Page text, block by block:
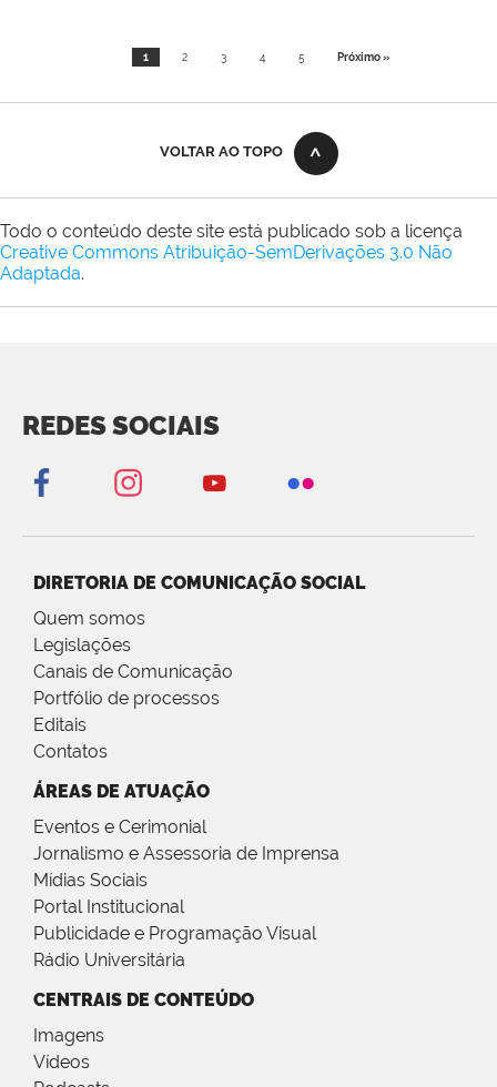
1 2 3 4 5 Próximo »
VOLTAR AO TOPO
Todo o conteúdo deste site está publicado sob a licença
Creative Commons Atribuição-SemDerivações 3.0 Não
Adaptada.
REDES SOCIAIS
DIRETORIA DE COMUNICAÇÃO SOCIAL
Quem somos
Legislações
Canais de Comunicação
Portfólio de processos
Editais
Contatos
ÁREAS DE ATUAÇÃO
Eventos e Cerimonial
Jornalismo e Assessoria de Imprensa
Mídias Sociais
Portal Institucional
Publicidade e Programação Visual
Rádio Universitária
CENTRAIS DE CONTEÚDO
Imagens
Vídeos